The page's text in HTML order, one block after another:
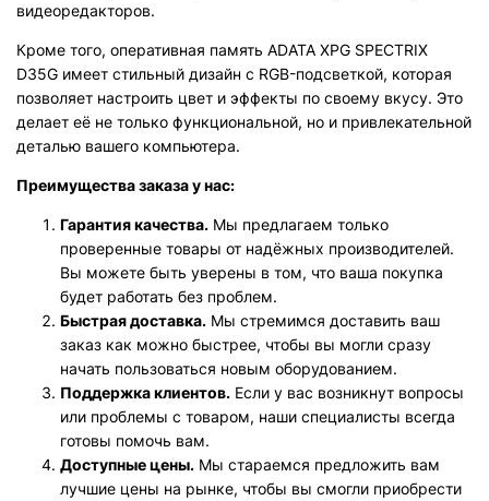
видеоредакторов.
Кроме того, оперативная память ADATA XPG SPECTRIX
D35G имеет стильный дизайн с RGB-подсветкой, которая
позволяет настроить цвет и эффекты по своему вкусу. Это
делает её не только функциональной, но и привлекательной
деталью вашего компьютера.
Преимущества заказа у нас:
Гарантия качества. Мы предлагаем только
проверенные товары от надёжных производителей.
Вы можете быть уверены в том, что ваша покупка
будет работать без проблем.
Быстрая доставка. Мы стремимся доставить ваш
заказ как можно быстрее, чтобы вы могли сразу
начать пользоваться новым оборудованием.
Поддержка клиентов. Если у вас возникнут вопросы
или проблемы с товаром, наши специалисты всегда
готовы помочь вам.
Доступные цены. Мы стараемся предложить вам
лучшие цены на рынке, чтобы вы смогли приобрести